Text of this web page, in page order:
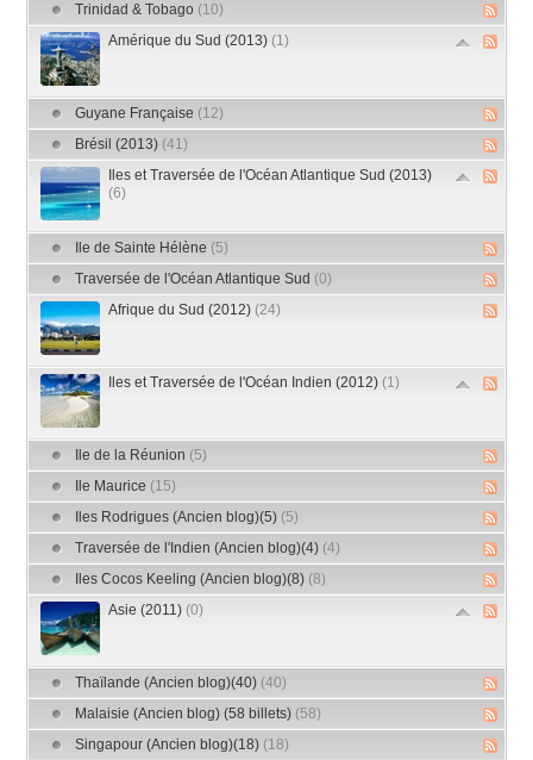
Trinidad & Tobago (10)
Amérique du Sud (2013) (1)
Guyane Française (12)
Brésil (2013) (41)
Iles et Traversée de l'Océan Atlantique Sud (2013)
(6)
Ile de Sainte Hélène (5)
Traversée de l'Océan Atlantique Sud (0)
Afrique du Sud (2012) (24)
Iles et Traversée de l'Océan Indien (2012) (1)
Ile de la Réunion (5)
Ile Maurice (15)
Iles Rodrigues (Ancien blog)(5) (5)
Traversée de l'Indien (Ancien blog)(4) (4)
Iles Cocos Keeling (Ancien blog)(8) (8)
Asie (2011) (0)
Thaïlande (Ancien blog)(40) (40)
Malaisie (Ancien blog) (58 billets) (58)
Singapour (Ancien blog)(18) (18)